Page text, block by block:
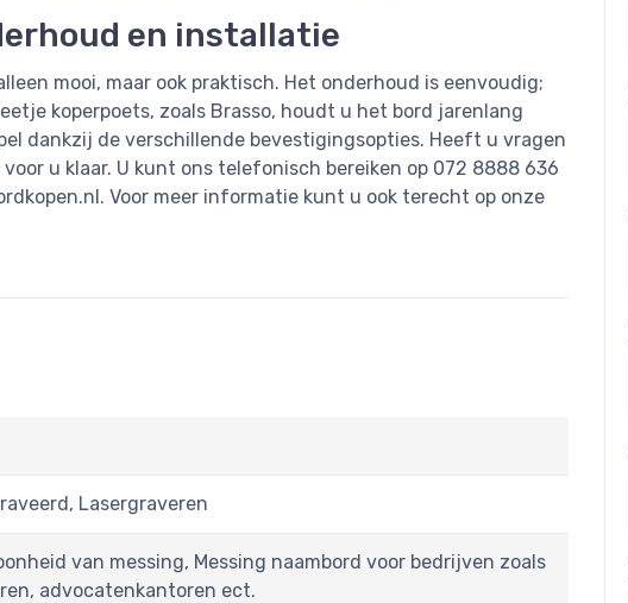
en installatie
mooi, maar ook praktisch. Het onderhoud is eenvoudig;
koperpoets, zoals Brasso, houdt u het bord jarenlang
dankzij de verschillende bevestigingsopties. Heeft u vragen
u klaar. U kunt ons telefonisch bereiken op 072 8888 636
. Voor meer informatie kunt u ook terecht op onze
Lasergraveren
van messing, Messing naambord voor bedrijven zoals
advocatenkantoren ect.